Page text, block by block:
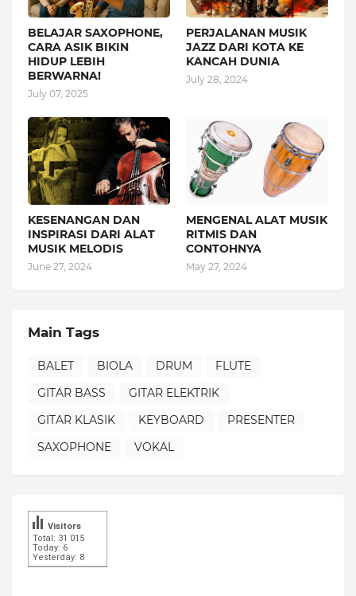
BELAJAR SAXOPHONE,
CARA ASIK BIKIN
HIDUP LEBIH
BERWARNA!
July 07, 2025
PERJALANAN MUSIK
JAZZ DARI KOTA KE
KANCAH DUNIA
July 28, 2024
KESENANGAN DAN
INSPIRASI DARI ALAT
MUSIK MELODIS
June 27, 2024
MENGENAL ALAT MUSIK
RITMIS DAN
CONTOHNYA
May 27, 2024
Main Tags
BALET BIOLA DRUM
FLUTE
GITAR BASS
GITAR ELEKTRIK
GITAR KLASIK
KEYBOARD
PRESENTER
SAXOPHONE
VOKAL
Total: 31 015
Today: 6
Yesterday: 8
Visitors